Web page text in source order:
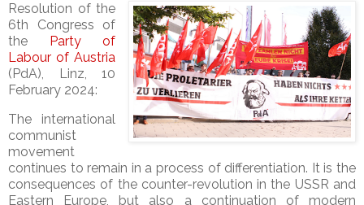
Resolution of the
6th Congress of
the Party of
Labour of Austria
(PdA), Linz, 10
February 2024:
The international
communist
movement
continues to remain in a process of differentiation. It is the
consequences of the counter-revolution in the USSR and
Eastern Europe, but also a continuation of modern